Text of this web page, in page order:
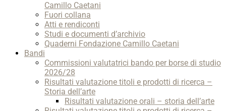
Camillo Caetani
Fuori collana
Atti e rendiconti
Studi e documenti d’archivio
Quaderni Fondazione Camillo Caetani
Bandi
Commissioni valutatrici bando per borse di studio
2026/28
Risultati valutazione titoli e prodotti di ricerca –
Storia dell’arte
Risultati valutazione orali – storia dell’arte